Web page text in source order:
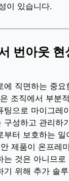
이 있습니다.
번아웃 현
에 직면하는 중
조직에서 부분
팅으로 마이그레
구성하고 관리하
부터 보호하는 일
제품이 온프레
는 것은 아니므
기 위해 추가 솔